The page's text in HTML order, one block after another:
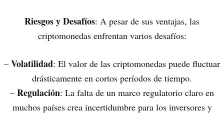
Riesgos y Desafíos: A pesar de sus ventajas, las
criptomonedas enfrentan varios desafíos:
– Volatilidad: El valor de las criptomonedas puede fluctuar
drásticamente en cortos períodos de tiempo.
– Regulación: La falta de un marco regulatorio claro en
muchos países crea incertidumbre para los inversores y